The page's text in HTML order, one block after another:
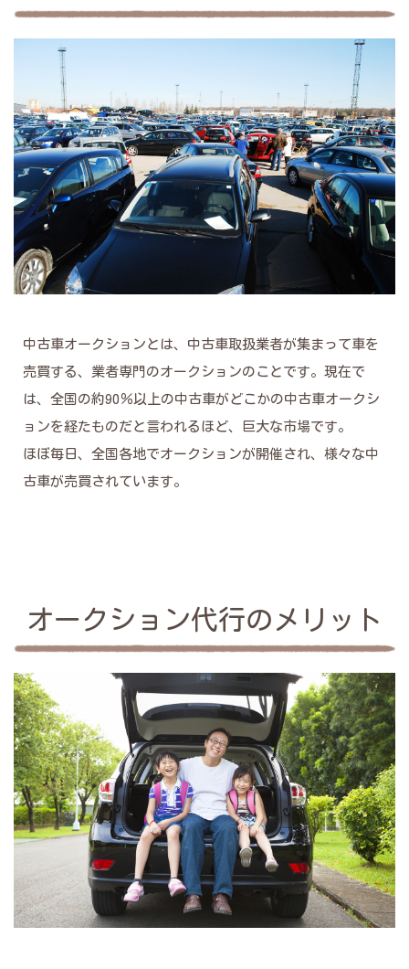
中古車オークションとは、中古車取扱業者が集まって車を
売買する、業者専門のオークションのことです。現在で
は、全国の約90％以上の中古車がどこかの中古車オークシ
ョンを経たものだと言われるほど、巨大な市場です。
ほぼ毎日、全国各地でオークションが開催され、様々な中
古車が売買されています。
オークション代行のメリット